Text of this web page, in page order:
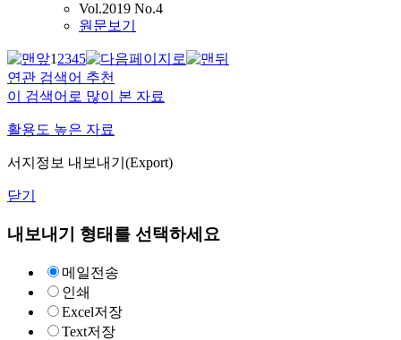
Vol.2019 No.4
원문보기
12345
연관 검색어 추천
이 검색어로 많이 본 자료
활용도 높은 자료
서지정보 내보내기(Export)
닫기
내보내기 형태를 선택하세요
메일전송
인쇄
Excel저장
Text저장